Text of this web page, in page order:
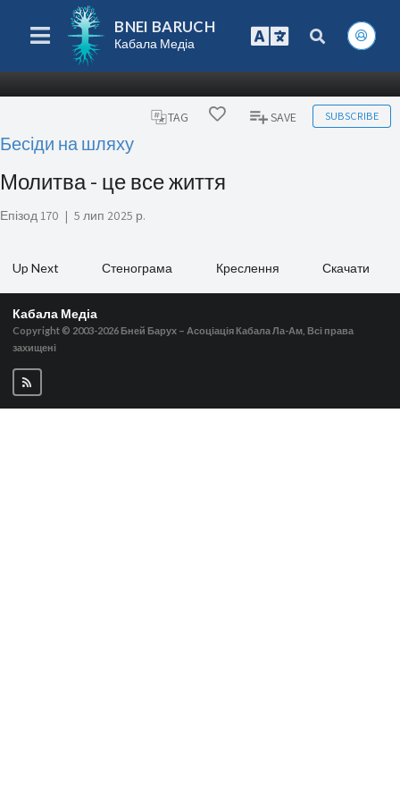
BNEI BARUCH
Кабала Медіа
TAG SAVE SUBSCRIBE
Бесіди на шляху
Молитва - це все життя
Епізод 170 | 5 лип 2025 р.
Up Next Стенограма Креслення Скачати
Кабала Медіа
Copyright © 2003-2026 Бней Барух – Асоціація Кабала Ла-Ам, Всі права
захищені